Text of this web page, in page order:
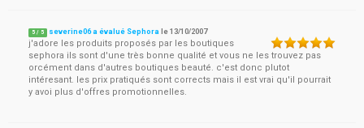
5 / 5 severine06 a évalué Sephora le13/10/2007
j'adore les produits proposés par les boutiques
sephora ils sont d'une très bonne qualité et vous ne les trouvez pas
orcément dans d'autres boutiques beauté. c'est donc plutot
intéresant. les prix pratiqués sont corrects mais il est vrai qu'il pourrait
y avoi plus d'offres promotionnelles.